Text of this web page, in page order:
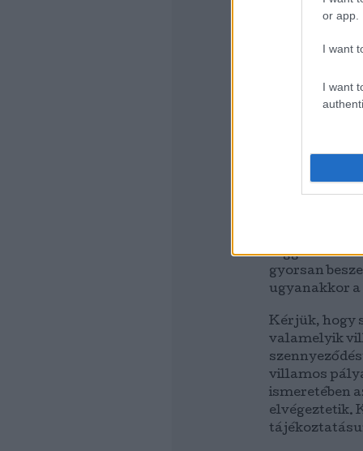
or app.
I want
I want
vegyszeres
A
napi
ellenőrzik - a
seprést,
A járművek
takarítását
reggel
gyorsan
ugyanakkor
Kérjük, hogy
valamelyik
villamos
ismeretében
elvégeztetik.